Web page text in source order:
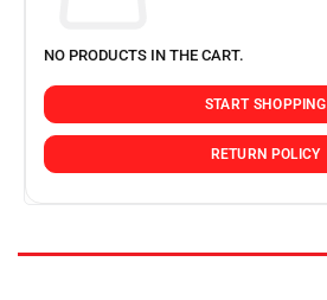
NO PRODUCTS IN THE CART.
START SHOPPING
RETURN POLICY